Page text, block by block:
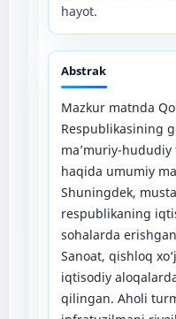
hayot.
Abstrak
Mazkur matnda
Respublikasining
ma’muriy-
haqida umumiy
Shuningdek,
respublikaning
sohalarda
Sanoat, qishloq
iqtisodiy
qilingan. Aholi